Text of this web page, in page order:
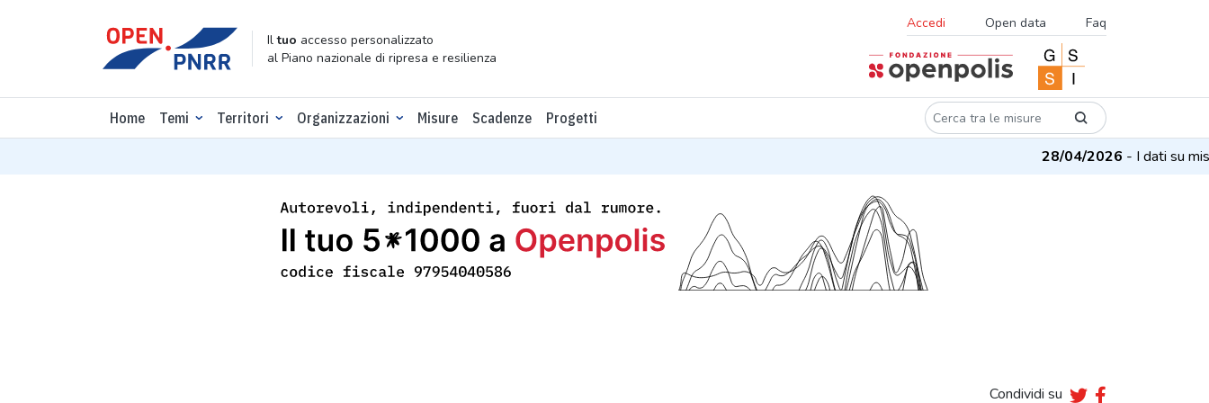
Iltuo accesso personalizzato
al Piano nazionale di ripresa e resilienza
Accedi Open data Faq
Home Temi Territori Organizzazioni Misure Scadenze Progetti
28/04/2026- I dati su
Condividi su